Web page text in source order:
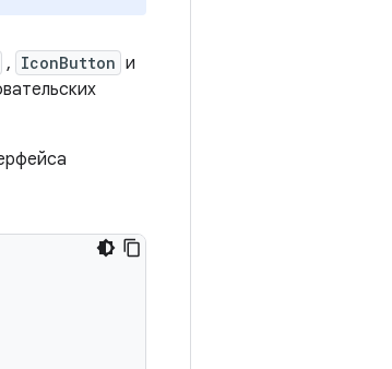
, IconButton и